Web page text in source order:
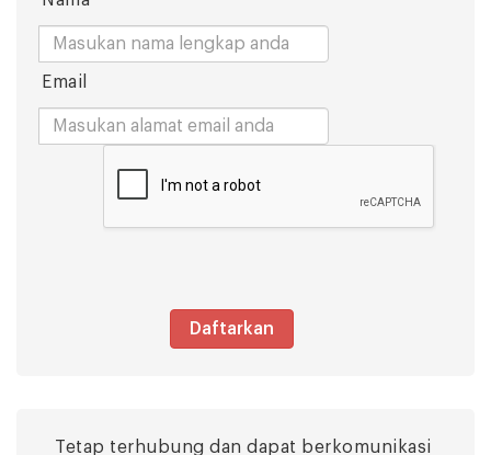
Email
Daftarkan
Tetap terhubung dan dapat berkomunikasi